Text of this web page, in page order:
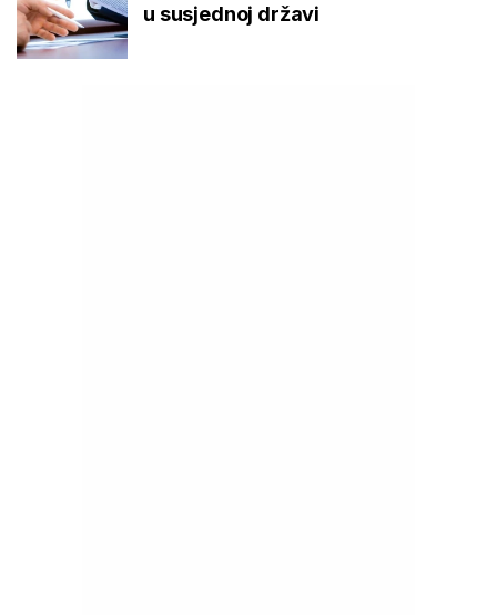
u susjednoj državi